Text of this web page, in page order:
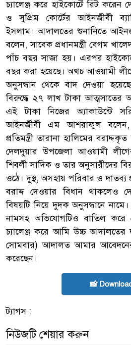
চ্যালেঞ্জ করে হাইকোর্টে রিট করেন
ও সুপ্রিম কোর্টের আইনজীবী
ইসলাম। আদালতের শুনানিতে
বলেন, সাবেক প্রধানমন্ত্রী বেগম
পাঁচ বছর সাজা হয়। এরপর
বছর করা হয়েছে। অথচ আওয়ামী
অনুসন্ধান থেকে বাদ দেওয়া
বিরুদ্ধে ২৭ লাখ টাকা আত্মসাতের
এই টাকা নিজের অ্যাকাউন্টে
আইনজীবী এম আশরাফুল বলেন,
প্রতিমন্ত্রী তারানা হালিমের
দেলদুয়ার উপজেলা আওয়ামী
শিবলী সাদিক ও তার অনুসারীদের
ওঠে। দুস্থ, অসহায় পরিবার ও দাতব্য
বরাদ্দ দেওয়ার বিধান থাকলেও
বিষয়টি নিয়ে দুদক অনুসন্ধানে
নামসহ অভিযোগটিও বাতিল করে
চ্যালেঞ্জ করে আমি উচ্চ আদালতের
সোমবার) আদালত আমার
করেছেন।
📸
ট্যাগস :
নিউজটি শেয়ার করুন